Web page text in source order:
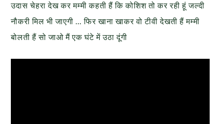
उदास चेहरा देख कर मम्मी कहती हैं कि कोशिश तो कर रही हूं जल्दी
नौकरी मिल भी जाएगी … फिर खाना खाकर वो टीवी देखती हैं मम्मी
बोलती हैं सो जाओ मैं एक घंटे में उठा दूंगी